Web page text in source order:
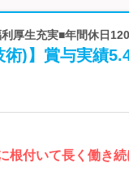
厚生充実■年間休日
)】賞与実績
根付いて長く働き続